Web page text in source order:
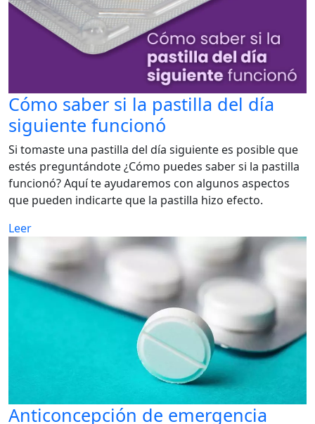
Cómo saber si la pastilla del día
siguiente funcionó
Si tomaste una pastilla del día siguiente es posible que
estés preguntándote ¿Cómo puedes saber si la pastilla
funcionó? Aquí te ayudaremos con algunos aspectos
que pueden indicarte que la pastilla hizo efecto.
Leer
Anticoncepción de emergencia